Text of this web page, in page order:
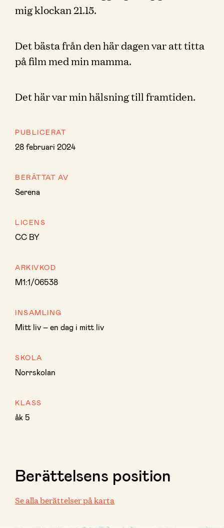
mig klockan 21.15.
Det bästa från den här dagen var att titta
på film med min mamma.
Det här var min hälsning till framtiden.
PUBLICERAT
28 februari 2024
BERÄTTAT AV
Serena
LICENS
CC BY
ARKIVKOD
M1:1/06538
INSAMLING
Mitt liv – en dag i mitt liv
SKOLA
Norrskolan
KLASS
åk 5
Berättelsens position
Se alla berättelser på karta